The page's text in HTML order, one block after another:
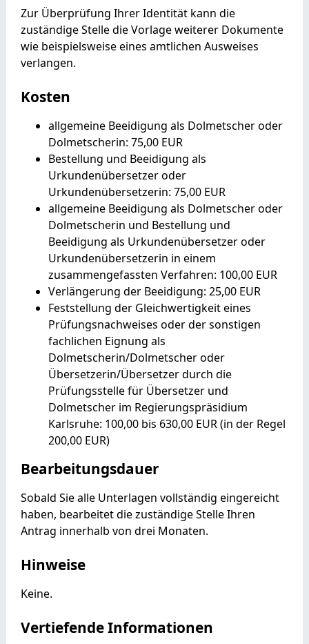
Zur Überprüfung Ihrer Identität kann die
zuständige Stelle die Vorlage weiterer Dokumente
wie beispielsweise eines amtlichen Ausweises
verlangen.
Kosten
allgemeine Beeidigung als Dolmetscher oder
Dolmetscherin: 75,00 EUR
Bestellung und Beeidigung als
Urkundenübersetzer oder
Urkundenübersetzerin: 75,00 EUR
allgemeine Beeidigung als Dolmetscher oder
Dolmetscherin und Bestellung und
Beeidigung als Urkundenübersetzer oder
Urkundenübersetzerin in einem
zusammengefassten Verfahren: 100,00 EUR
Verlängerung der Beeidigung: 25,00 EUR
Feststellung der Gleichwertigkeit eines
Prüfungsnachweises oder der sonstigen
fachlichen Eignung als
Dolmetscherin/Dolmetscher oder
Übersetzerin/Übersetzer durch die
Prüfungsstelle für Übersetzer und
Dolmetscher im Regierungspräsidium
Karlsruhe: 100,00 bis 630,00 EUR (in der Regel
200,00 EUR)
Bearbeitungsdauer
Sobald Sie alle Unterlagen vollständig eingereicht
haben, bearbeitet die zuständige Stelle Ihren
Antrag innerhalb von drei Monaten.
Hinweise
Keine.
Vertiefende Informationen